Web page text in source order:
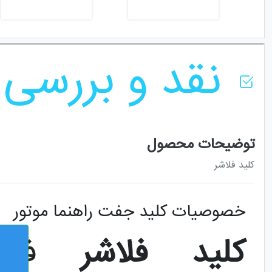
نقد و بررسی
توضیحات محصول
کلید فلاشر
خصوصیات کلید جفت راهنما موتور
کلید فلاشر